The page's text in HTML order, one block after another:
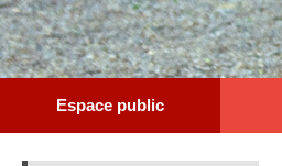
Espace public